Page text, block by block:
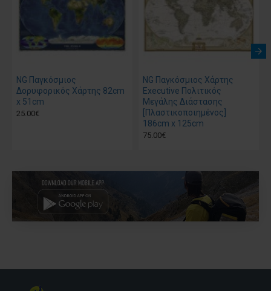
NG Παγκόσμιος
Δορυφορικός Χάρτης 82cm
x 51cm
25.00€
NG Παγκόσμιος Χάρτης
Executive Πολιτικός
Μεγάλης Διάστασης
[Πλαστικοποιημένος]
186cm x 125cm
75.00€